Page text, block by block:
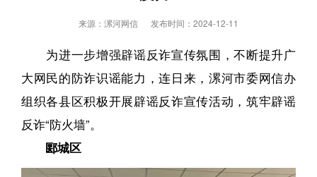
来源：漯河网信 发布时间： 2024-12-11
为进一步增强辟谣反诈宣传氛围，不断提升广
大网民的防诈识谣能力，连日来，漯河市委网信办
组织各县区积极开展辟谣反诈宣传活动，筑牢辟谣
反诈“防火墙”。
郾城区